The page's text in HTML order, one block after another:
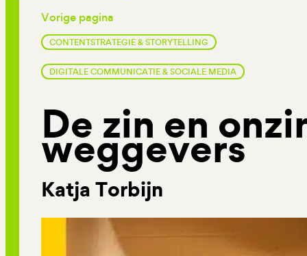
Vorige pagina
CONTENTSTRATEGIE & STORYTELLING
DIGITALE COMMUNICATIE & SOCIALE MEDIA
De zin en
weggevers
Katja Torbijn